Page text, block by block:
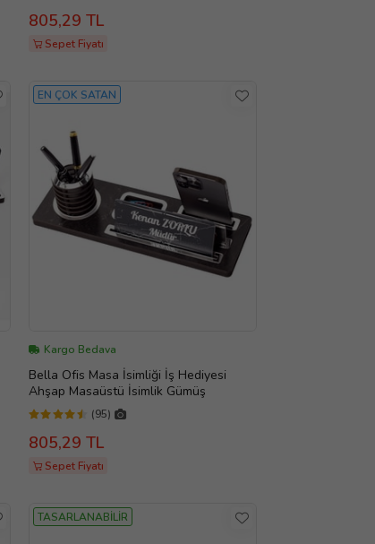
805,29 TL
Sepet Fiyatı
EN ÇOK SATAN
Kargo Bedava
Bella Ofis Masa İsimliği İş Hediyesi
Ahşap Masaüstü İsimlik Gümüş
(95)
805,29 TL
Sepet Fiyatı
TASARLANABİLİR